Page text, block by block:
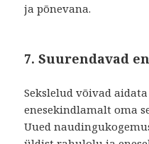
ja põnevana.
7. Suurendavad
Sekslelud võivad
enesekindlamalt oma
Uued